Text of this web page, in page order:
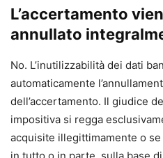
L’accertamento
annullato
No. L’inutilizzabilità dei dati
automaticamente
dell’accertamento. Il giudice
impositiva si regga
acquisite illegittimamente o